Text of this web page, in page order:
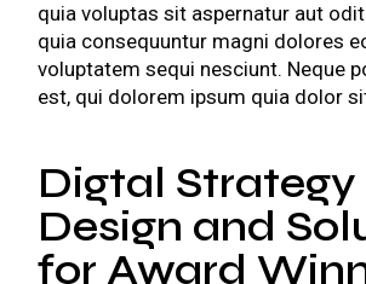
quia voluptas sit aspernatur aut
quia consequuntur magni dolores
voluptatem sequi nesciunt. Neque
est, qui dolorem ipsum quia dolor
Digtal Strategy
Design and
for Award